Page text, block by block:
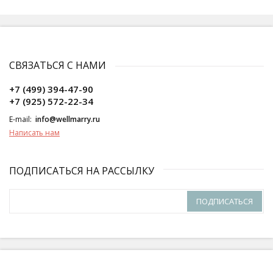
СВЯЗАТЬСЯ С НАМИ
+7 (499) 394-47-90
+7 (925) 572-22-34
E-mail: info@wellmarry.ru
Написать нам
ПОДПИСАТЬСЯ НА РАССЫЛКУ
ПОДПИСАТЬСЯ